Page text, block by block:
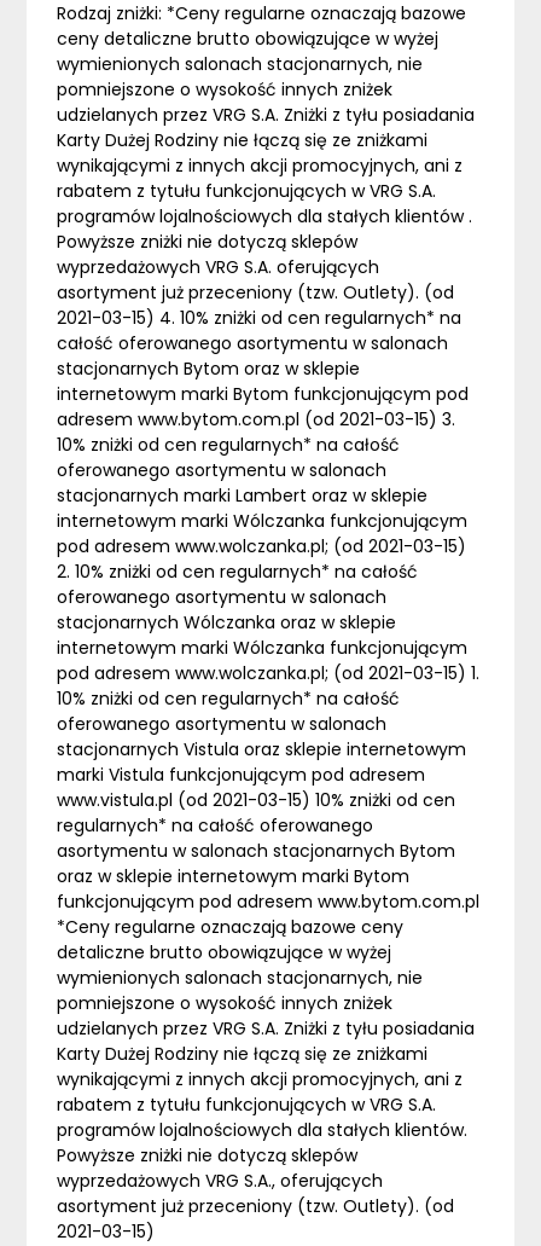
Rodzaj zniżki: *Ceny regularne oznaczają bazowe
ceny detaliczne brutto obowiązujące w wyżej
wymienionych salonach stacjonarnych, nie
pomniejszone o wysokość innych zniżek
udzielanych przez VRG S.A. Zniżki z tyłu posiadania
Karty Dużej Rodziny nie łączą się ze zniżkami
wynikającymi z innych akcji promocyjnych, ani z
rabatem z tytułu funkcjonujących w VRG S.A.
programów lojalnościowych dla stałych klientów .
Powyższe zniżki nie dotyczą sklepów
wyprzedażowych VRG S.A. oferujących
asortyment już przeceniony (tzw. Outlety). (od
2021-03-15) 4. 10% zniżki od cen regularnych* na
całość oferowanego asortymentu w salonach
stacjonarnych Bytom oraz w sklepie
internetowym marki Bytom funkcjonującym pod
adresem www.bytom.com.pl (od 2021-03-15) 3.
10% zniżki od cen regularnych* na całość
oferowanego asortymentu w salonach
stacjonarnych marki Lambert oraz w sklepie
internetowym marki Wólczanka funkcjonującym
pod adresem www.wolczanka.pl; (od 2021-03-15)
2. 10% zniżki od cen regularnych* na całość
oferowanego asortymentu w salonach
stacjonarnych Wólczanka oraz w sklepie
internetowym marki Wólczanka funkcjonującym
pod adresem www.wolczanka.pl; (od 2021-03-15) 1.
10% zniżki od cen regularnych* na całość
oferowanego asortymentu w salonach
stacjonarnych Vistula oraz sklepie internetowym
marki Vistula funkcjonującym pod adresem
www.vistula.pl (od 2021-03-15) 10% zniżki od cen
regularnych* na całość oferowanego
asortymentu w salonach stacjonarnych Bytom
oraz w sklepie internetowym marki Bytom
funkcjonującym pod adresem www.bytom.com.pl
*Ceny regularne oznaczają bazowe ceny
detaliczne brutto obowiązujące w wyżej
wymienionych salonach stacjonarnych, nie
pomniejszone o wysokość innych zniżek
udzielanych przez VRG S.A. Zniżki z tyłu posiadania
Karty Dużej Rodziny nie łączą się ze zniżkami
wynikającymi z innych akcji promocyjnych, ani z
rabatem z tytułu funkcjonujących w VRG S.A.
programów lojalnościowych dla stałych klientów.
Powyższe zniżki nie dotyczą sklepów
wyprzedażowych VRG S.A., oferujących
asortyment już przeceniony (tzw. Outlety). (od
2021-03-15)